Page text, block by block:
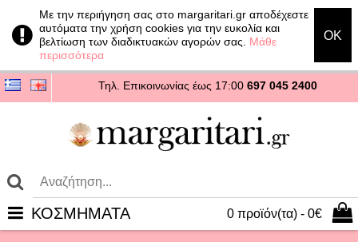
Με την περιήγηση σας στο margaritari.gr αποδέχεστε
αυτόματα την χρήση cookies για την ευκολία και
βελτίωση των διαδικτυακών αγορών σας. Μάθε
περισσότερα
OK
Τηλ. Επικοινωνίας έως 17:00 697 045 2400
0 προϊόν(τα) - 0€
ΚΟΣΜΗΜΑΤΑ